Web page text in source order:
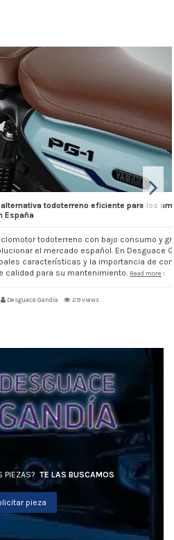
todoterreno eficiente para los amantes de
con bajo consumo y gran
español. En Desguace Gandía te
y la importancia de contar con
su mantenimiento.Read more
29 views
PIEZAS? TE LAS BUSCAMOS
pieza